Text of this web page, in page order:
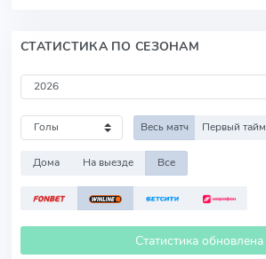
СТАТИСТИКА ПО СЕЗОНАМ
Весь матч Первый тайм
Дома На выезде Все
Статистика обновлена